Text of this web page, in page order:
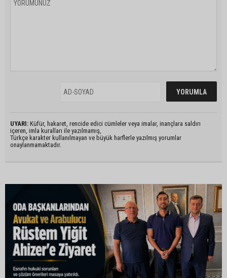
UYARI: Küfür, hakaret, rencide edici cümleler veya imalar, inançlara saldırı
içeren, imla kuralları ile yazılmamış,
Türkçe karakter kullanılmayan ve büyük harflerle yazılmış yorumlar
onaylanmamaktadır.